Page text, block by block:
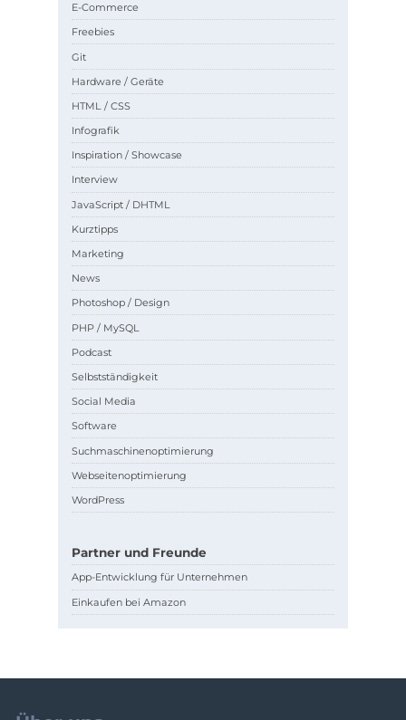
E-Commerce
Freebies
Git
Hardware / Geräte
HTML / CSS
Infografik
Inspiration / Showcase
Interview
JavaScript / DHTML
Kurztipps
Marketing
News
Photoshop / Design
PHP / MySQL
Podcast
Selbstständigkeit
Social Media
Software
Suchmaschinenoptimierung
Webseitenoptimierung
WordPress
Partner und Freunde
App-Entwicklung für Unternehmen
Einkaufen bei Amazon